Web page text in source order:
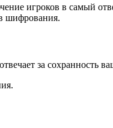
игроков в самый
шифрования.
за сохранность